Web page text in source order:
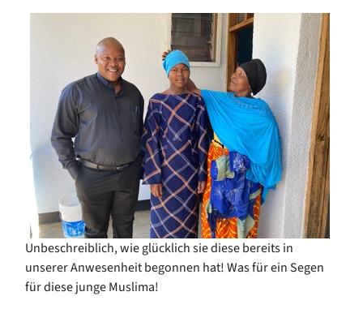
Unbeschreiblich, wie glücklich sie diese bereits in
unserer Anwesenheit begonnen hat! Was für ein Segen
für diese junge Muslima!